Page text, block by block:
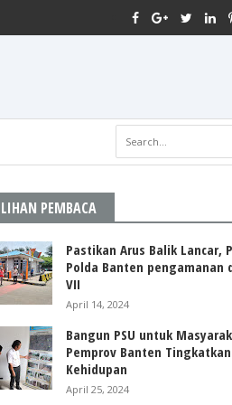
PEMBACA
Pastikan Arus Balik Lancar,
Polda Banten pengamanan
VII
April 14, 2024
Bangun PSU untuk
Pemprov Banten
Kehidupan
April 25, 2024